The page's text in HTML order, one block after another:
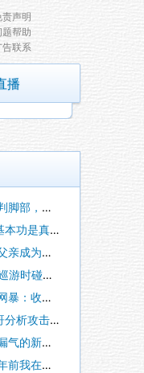
责声明
题帮助
告联系
播
万+禁止
真的好！
家队主教
马竞的旗
恶评，孩
带女朋友去
型篮球！
播，四年